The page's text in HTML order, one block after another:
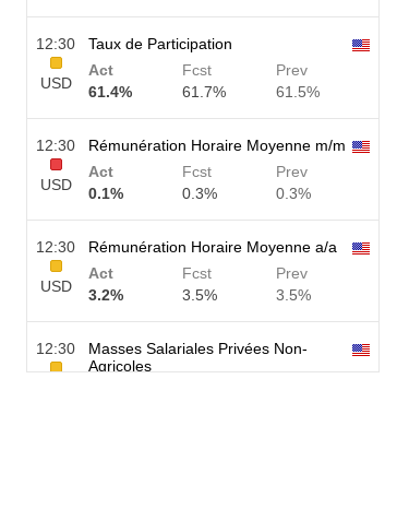
12:30
USD
Taux de Participation
Act
61.4%
Fcst
61.7%
Prev
61.5%
12:30
USD
Rémunération Horaire Moyenne m/m
Act
0.1%
Fcst
0.3%
Prev
0.3%
12:30
USD
Rémunération Horaire Moyenne a/a
Act
3.2%
Fcst
3.5%
Prev
3.5%
12:30
Masses Salariales Privées Non-
Agricoles